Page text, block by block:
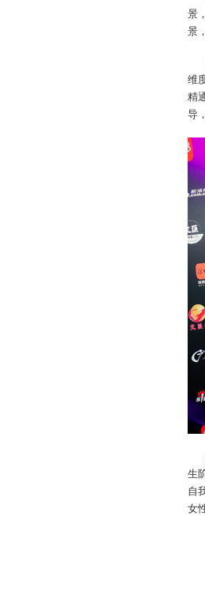
景
景
维
精
导
生
自
女